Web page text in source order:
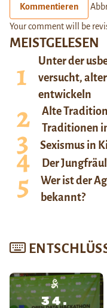
MEISTGELESEN
Unter der
versucht,
entwickeln
Alte
Traditionen
Sexismus in
Der
Wer ist der
bekannt?
Kommentieren
Your comment will be